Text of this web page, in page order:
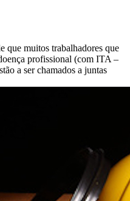
que muitos trabalhadores que
profissional (com ITA –
a ser chamados a juntas